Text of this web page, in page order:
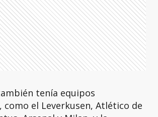
tenía equipos
como el Leverkusen, Atlético de